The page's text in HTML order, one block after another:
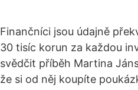
Finančníci jsou údajně
30 tisíc korun za každou
svědčit příběh Martina
že si od něj koupíte